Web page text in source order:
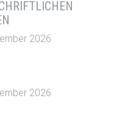
2026
2026